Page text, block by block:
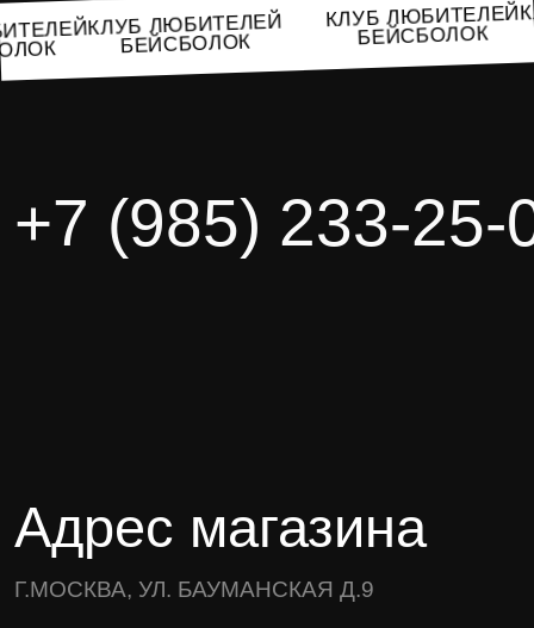
КЛУБ ЛЮБИТЕЛЕЙ
БЕЙСБОЛОК
КЛУБ
БЕЙСБОЛОК
+7 (985) 233-25-
Адрес магазина
Г.МОСКВА, УЛ. БАУМАНСКАЯ Д.9